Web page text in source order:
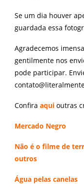
Se um dia houver
guardada essa
Agradecemos
gentilmente nos
pode participar.
Confira aqui outras
Mercado Negro
Não é o filme de
outros
Água pelas canelas